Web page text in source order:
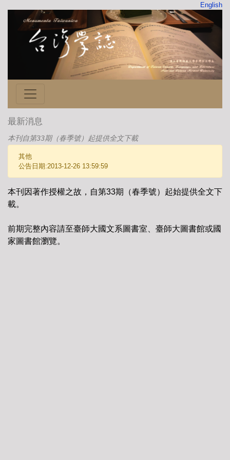
English
最新消息
本刊自第33期（春季號）起提供全文下載
其他
公告日期:2013-12-26 13:59:59
本刊因著作授權之故，自第33期（春季號）起始提供全文下
載。
前期完整內容請至臺師大國文系圖書室、臺師大圖書館或國
家圖書館瀏覽。